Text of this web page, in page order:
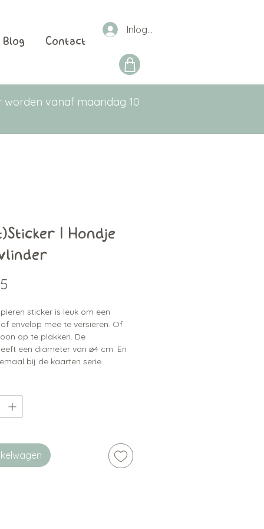
Blog Contact
Inloggen
worden vanaf maandag 10
| Hondje
sticker is leuk om een
envelop mee te versieren. Of
op te plakken. De
een diameter van ⌀4 cm. En
bij de kaarten serie.